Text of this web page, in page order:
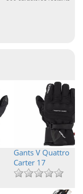
Gants V Quattro
Carter 17